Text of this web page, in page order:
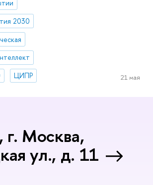
2030
ЦИПР 21 мая
Москва,
ул., д. 11